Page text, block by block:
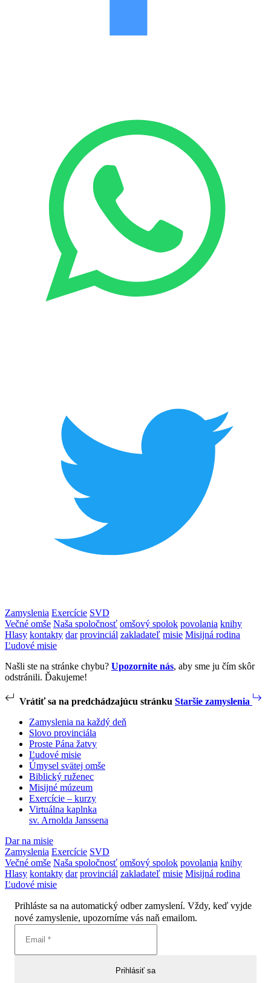
Zamyslenia Exercície SVD
Večné omše Naša spoločnosť omšový spolok povolania knihy
Hlasy kontakty dar provinciál zakladateľ misie Misijná rodina
Ľudové misie
Našli ste na stránke chybu? Upozornite nás, aby sme ju čím skôr
odstránili. Ďakujeme!
Vrátiť sa na predchádzajúcu stránku Staršie zamyslenia
Zamyslenia na každý deň
Slovo provinciála
Proste Pána žatvy
Ľudové misie
Úmysel svätej omše
Biblický ruženec
Misijné múzeum
Exercície – kurzy
Virtuálna kaplnka
sv. Arnolda Janssena
Dar na misie
Zamyslenia Exercície SVD
Večné omše Naša spoločnosť omšový spolok povolania knihy
Hlasy kontakty dar provinciál zakladateľ misie Misijná rodina
Ľudové misie
Prihláste sa na automatický odber zamyslení. Vždy, keď vyjde
nové zamyslenie, upozorníme vás naň emailom.